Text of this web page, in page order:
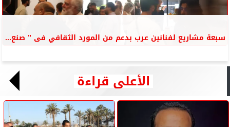
سبعة مشاريع لفنانين عرب بدعم من المورد الثقافي فى ” صنع...
الأعلى قراءة